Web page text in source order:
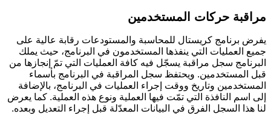
مراقبة حركات المستخدمين
يفرض برنامج كريستال للمحاسبة والمستودعات رقابة عالية على
جميع العمليات التي ينفذها المستخدمون في البرنامج، حيث يملك
البرنامج سجل مراقبة يسجّل فيه كافة العمليات التي تمّ إنجازها من
قبل المستخدمين. ويحتفظ سجل المراقبة في البرنامج بأسماء
المستخدمين وتاريخ ووقت إجراء العمليات في البرنامج، بالإضافة
إلى اسم النافذة التي تمّت فيها العملية ونوع هذه العملية. كما يعرض
لنا هذا السجل الفرق في البيانات المعدّلة قبل إجراء التعديل وبعده.